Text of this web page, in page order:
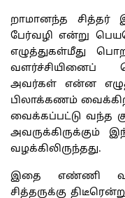
றாமானந்த
பேர்வழி என்று
எழுத்துகள்மீது
வளர்ச்சியினைப்
அவர்கள் என்ன
பிலாக்கணம்
வைக்கப்பட்டு வந்த
அவருக்கிருக்கும்
வழக்கிலிருந்தது.
இதை எண்ணி
சித்தருக்கு